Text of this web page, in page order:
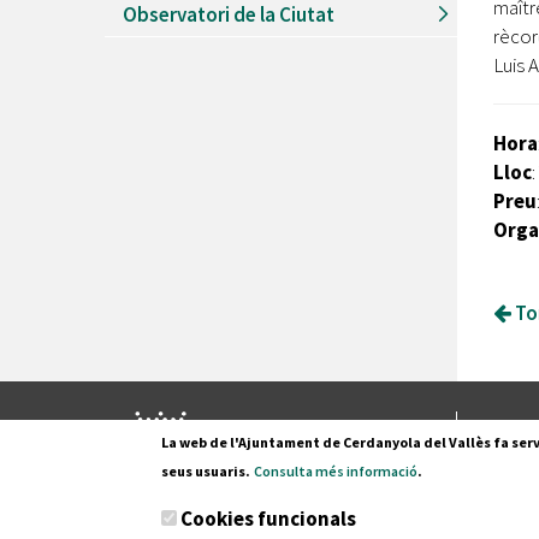
Observatori de la Ciutat
Luis
Hora
Lloc
Preu
Pl.
La web de l'Ajuntament de Cerdanyola del Vallès fa
seus usuaris. Consulta més informació.
Cookies funcionals